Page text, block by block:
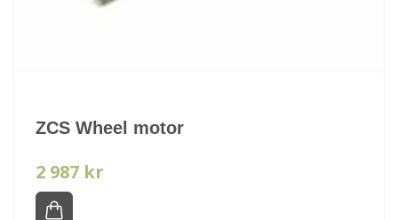
ZCS Wheel motor
2 987 kr